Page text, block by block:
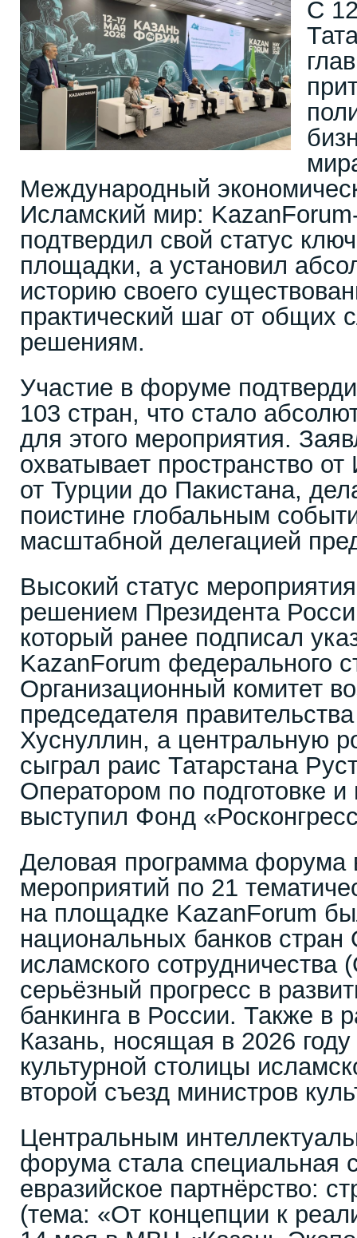
С
Международный
Исламский мир:
подтвердил свой статус
площадки, а установил
историю своего
практический шаг от общих
решениям.
Участие в форуме
103 стран, что стало
для этого мероприятия.
охватывает пространство
от Турции до Пакистана,
поистине глобальным
масштабной делегацией
Высокий статус
решением Президента
который ранее подписал
KazanForum федерального
Организационный комитет
председателя
Хуснуллин, а центральную
сыграл раис Татарстана
Оператором по подготовке
выступил Фонд
Деловая программа форума
мероприятий по 21
на площадке KazanForum
национальных банков стран
исламского
серьёзный прогресс в
банкинга в России. Также в
Казань, носящая в 2026
культурной столицы
второй съезд министров
Центральным
форума стала специальная
евразийское партнёрство:
(тема: «От концепции к